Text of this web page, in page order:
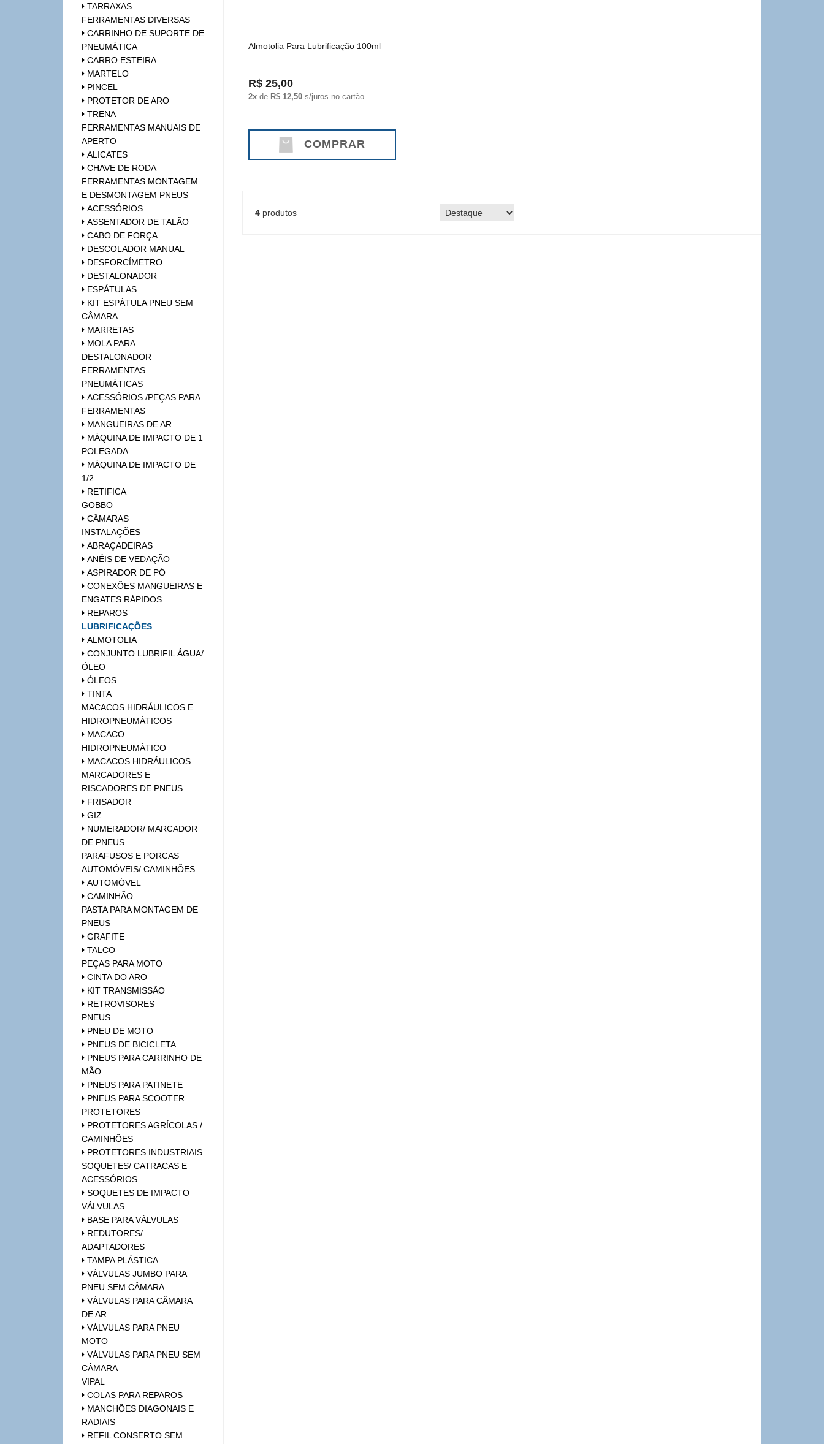
TARRAXAS
FERRAMENTAS DIVERSAS
CARRINHO DE SUPORTE DE
PNEUMÁTICA
CARRO ESTEIRA
MARTELO
PINCEL
PROTETOR DE ARO
TRENA
FERRAMENTAS MANUAIS DE
APERTO
ALICATES
CHAVE DE RODA
FERRAMENTAS MONTAGEM
E DESMONTAGEM PNEUS
ACESSÓRIOS
ASSENTADOR DE TALÃO
CABO DE FORÇA
DESCOLADOR MANUAL
DESFORCÍMETRO
DESTALONADOR
ESPÁTULAS
KIT ESPÁTULA PNEU SEM
CÂMARA
MARRETAS
MOLA PARA
DESTALONADOR
FERRAMENTAS
PNEUMÁTICAS
ACESSÓRIOS /PEÇAS PARA
FERRAMENTAS
MANGUEIRAS DE AR
MÁQUINA DE IMPACTO DE 1
POLEGADA
MÁQUINA DE IMPACTO DE
1/2
RETIFICA
GOBBO
CÂMARAS
INSTALAÇÕES
ABRAÇADEIRAS
ANÉIS DE VEDAÇÃO
ASPIRADOR DE PÓ
CONEXÕES MANGUEIRAS E
ENGATES RÁPIDOS
REPAROS
LUBRIFICAÇÕES
ALMOTOLIA
CONJUNTO LUBRIFIL ÁGUA/
ÓLEO
ÓLEOS
TINTA
MACACOS HIDRÁULICOS E
HIDROPNEUMÁTICOS
MACACO
HIDROPNEUMÁTICO
MACACOS HIDRÁULICOS
MARCADORES E
RISCADORES DE PNEUS
FRISADOR
GIZ
NUMERADOR/ MARCADOR
DE PNEUS
PARAFUSOS E PORCAS
AUTOMÓVEIS/ CAMINHÕES
AUTOMÓVEL
CAMINHÃO
PASTA PARA MONTAGEM DE
PNEUS
GRAFITE
TALCO
PEÇAS PARA MOTO
CINTA DO ARO
KIT TRANSMISSÃO
RETROVISORES
PNEUS
PNEU DE MOTO
PNEUS DE BICICLETA
PNEUS PARA CARRINHO DE
MÃO
PNEUS PARA PATINETE
PNEUS PARA SCOOTER
PROTETORES
PROTETORES AGRÍCOLAS /
CAMINHÕES
PROTETORES INDUSTRIAIS
SOQUETES/ CATRACAS E
ACESSÓRIOS
SOQUETES DE IMPACTO
VÁLVULAS
BASE PARA VÁLVULAS
REDUTORES/
ADAPTADORES
TAMPA PLÁSTICA
VÁLVULAS JUMBO PARA
PNEU SEM CÂMARA
VÁLVULAS PARA CÂMARA
DE AR
VÁLVULAS PARA PNEU
MOTO
VÁLVULAS PARA PNEU SEM
CÂMARA
VIPAL
COLAS PARA REPAROS
MANCHÕES DIAGONAIS E
RADIAIS
REFIL CONSERTO SEM
Almotolia Para Lubrificação 100ml
R$ 25,00
2xde R$ 12,50s/juros no cartão
COMPRAR
4produtos